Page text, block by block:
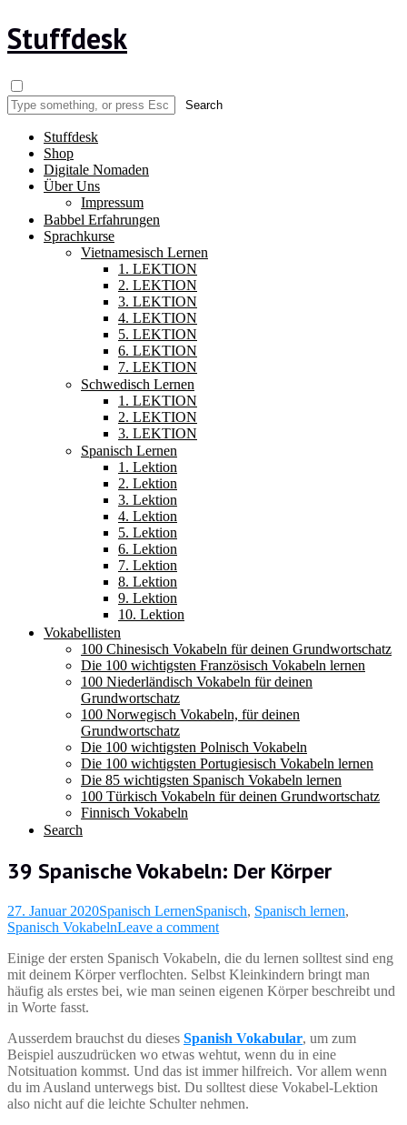
Stuffdesk
Stuffdesk
Shop
Digitale Nomaden
Über Uns
Impressum
Babbel Erfahrungen
Sprachkurse
Vietnamesisch Lernen
1. LEKTION
2. LEKTION
3. LEKTION
4. LEKTION
5. LEKTION
6. LEKTION
7. LEKTION
Schwedisch Lernen
1. LEKTION
2. LEKTION
3. LEKTION
Spanisch Lernen
1. Lektion
2. Lektion
3. Lektion
4. Lektion
5. Lektion
6. Lektion
7. Lektion
8. Lektion
9. Lektion
10. Lektion
Vokabellisten
100 Chinesisch Vokabeln für deinen Grundwortschatz
Die 100 wichtigsten Französisch Vokabeln lernen
100 Niederländisch Vokabeln für deinen
Grundwortschatz
100 Norwegisch Vokabeln, für deinen
Grundwortschatz
Die 100 wichtigsten Polnisch Vokabeln
Die 100 wichtigsten Portugiesisch Vokabeln lernen
Die 85 wichtigsten Spanisch Vokabeln lernen
100 Türkisch Vokabeln für deinen Grundwortschatz
Finnisch Vokabeln
Search
39 Spanische Vokabeln: Der Körper
27. Januar 2020Spanisch LernenSpanisch, Spanisch lernen,
Spanisch VokabelnLeave a comment
Einige der ersten Spanisch Vokabeln, die du lernen solltest sind eng
mit deinem Körper verflochten. Selbst Kleinkindern bringt man
häufig als erstes bei, wie man seinen eigenen Körper beschreibt und
in Worte fasst.
Ausserdem brauchst du dieses Spanish Vokabular, um zum
Beispiel auszudrücken wo etwas wehtut, wenn du in eine
Notsituation kommst. Und das ist immer hilfreich. Vor allem wenn
du im Ausland unterwegs bist. Du solltest diese Vokabel-Lektion
also nicht auf die leichte Schulter nehmen.